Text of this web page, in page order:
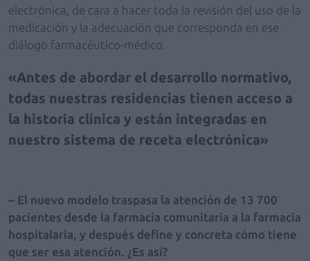
electrónica, de cara a hacer toda la revisión del uso de la
medicación y la adecuación que corresponda en ese
diálogo farmacéutico-médico.
Antes de abordar el desarrollo normativo,
todas nuestras residencias tienen acceso a
la historia clínica y están integradas en
nuestro sistema de receta electrónica
– El nuevo modelo traspasa la atención de 13 700
pacientes desde la farmacia comunitaria a la farmacia
hospitalaria, y después define y concreta cómo tiene
que ser esa atención. ¿Es así?